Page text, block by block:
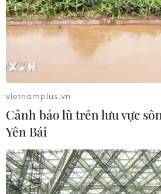
TIN CÙNG CHUYÊN MỤC
Phim Việt tham dự Liên hoan
vietnamplus.vn
Cảnh báo lũ trên lưu vực
Yên Bái